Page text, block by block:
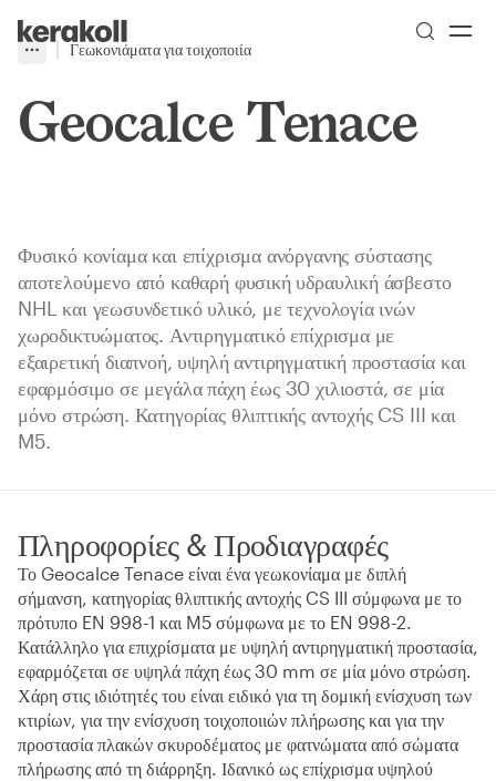
Go to Homepage
More
Toggle menu
Γεωκονιάματα για τοιχοποιία
Geocalce Tenace
Φυσικό κονίαμα και επίχρισμα ανόργανης σύστασης
αποτελούμενο από καθαρή φυσική υδραυλική άσβεστο
NHL και γεωσυνδετικό υλικό, με τεχνολογία ινών
χωροδικτυώματος. Αντιρηγματικό επίχρισμα με
εξαιρετική διαπνοή, υψηλή αντιρηγματική προστασία και
εφαρμόσιμο σε μεγάλα πάχη έως 30 χιλιοστά, σε μία
μόνο στρώση. Κατηγορίας θλιπτικής αντοχής CS III και
M5.
Πληροφορίες & Προδιαγραφές
Το Geocalce Tenace είναι ένα γεωκονίαμα με διπλή
σήμανση, κατηγορίας θλιπτικής αντοχής CS III σύμφωνα με το
πρότυπο EN 998-1 και M5 σύμφωνα με το EN 998-2.
Κατάλληλο για επιχρίσματα με υψηλή αντιρηγματική προστασία,
εφαρμόζεται σε υψηλά πάχη έως 30 mm σε μία μόνο στρώση.
Χάρη στις ιδιότητές του είναι ειδικό για τη δομική ενίσχυση των
κτιρίων, για την ενίσχυση τοιχοποιιών πλήρωσης και για την
προστασία πλακών σκυροδέματος με φατνώματα από σώματα
πλήρωσης από τη διάρρηξη. Ιδανικό ως επίχρισμα υψηλού